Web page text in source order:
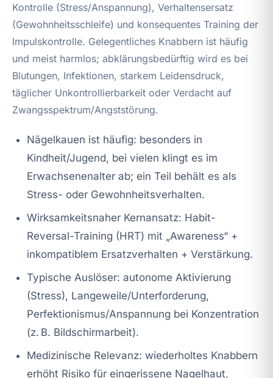
Kontrolle (Stress/Anspannung), Verhaltensersatz
(Gewohnheitsschleife) und konsequentes Training der
Impulskontrolle. Gelegentliches Knabbern ist häufig
und meist harmlos; abklärungsbedürftig wird es bei
Blutungen, Infektionen, starkem Leidensdruck,
täglicher Unkontrollierbarkeit oder Verdacht auf
Zwangsspektrum/Angststörung.
Nägelkauen ist häufig: besonders in
Kindheit/Jugend, bei vielen klingt es im
Erwachsenenalter ab; ein Teil behält es als
Stress- oder Gewohnheitsverhalten.
Wirksamkeitsnaher Kernansatz: Habit-
Reversal-Training (HRT) mit „Awareness“ +
inkompatiblem Ersatzverhalten + Verstärkung.
Typische Auslöser: autonome Aktivierung
(Stress), Langeweile/Unterforderung,
Perfektionismus/Anspannung bei Konzentration
(z. B. Bildschirmarbeit).
Medizinische Relevanz: wiederholtes Knabbern
erhöht Risiko für eingerissene Nagelhaut,